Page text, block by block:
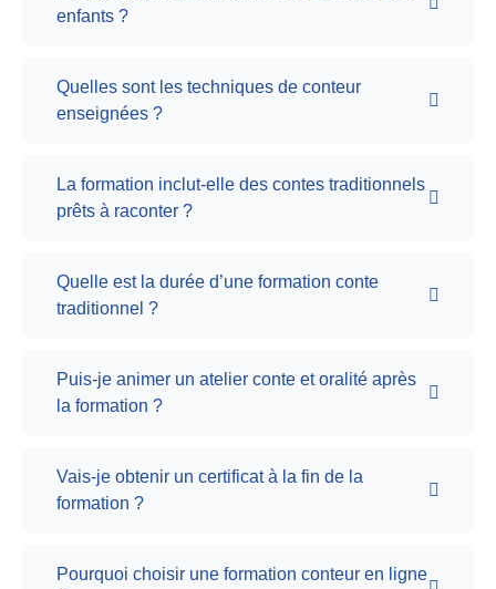
enfants ?
Quelles sont les techniques de conteur
enseignées ?
La formation inclut-elle des contes traditionnels
prêts à raconter ?
Quelle est la durée d’une formation conte
traditionnel ?
Puis-je animer un atelier conte et oralité après
la formation ?
Vais-je obtenir un certificat à la fin de la
formation ?
Pourquoi choisir une formation conteur en ligne